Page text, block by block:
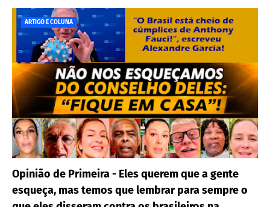
ARTIGO E COLUNA
Opinião de Primeira - Eles querem que a gente
esqueça, mas temos que lembrar para sempre o